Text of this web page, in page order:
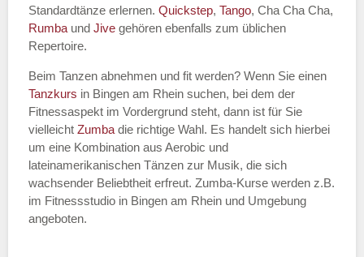
Tanzart*
Standardtänze erlernen. Quickstep, Tango, Cha Cha Cha,
Rumba und Jive gehören ebenfalls zum üblichen
Repertoire.
Beim Tanzen abnehmen und fit werden? Wenn Sie einen
Tanzkurs in Bingen am Rhein suchen, bei dem der
Fitnessaspekt im Vordergrund steht, dann ist für Sie
vielleicht Zumba die richtige Wahl. Es handelt sich hierbei
um eine Kombination aus Aerobic und
lateinamerikanischen Tänzen zur Musik, die sich
wachsender Beliebtheit erfreut. Zumba-Kurse werden z.B.
im Fitnessstudio in Bingen am Rhein und Umgebung
angeboten.